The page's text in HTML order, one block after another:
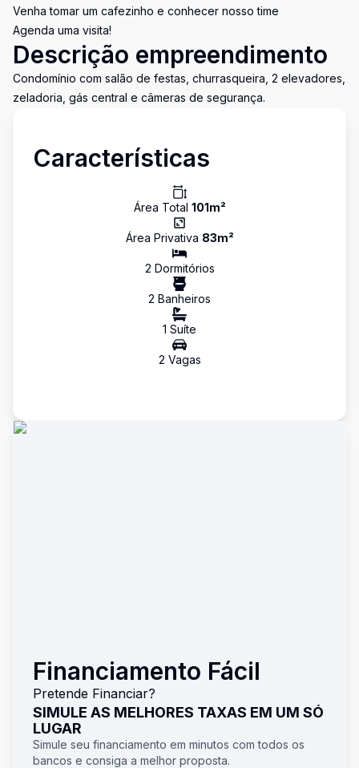
Venha tomar um cafezinho e conhecer nosso time
Agenda uma visita!
Descrição empreendimento
Condomínio com salão de festas, churrasqueira, 2 elevadores,
zeladoria, gás central e câmeras de segurança.
Características
Área Total 101m²
Área Privativa 83m²
2 Dormitórios
2 Banheiros
1 Suíte
2 Vagas
Financiamento Fácil
Pretende Financiar?
SIMULE AS MELHORES TAXAS EM UM SÓ
LUGAR
Simule seu financiamento em minutos com todos os
bancos e consiga a melhor proposta.